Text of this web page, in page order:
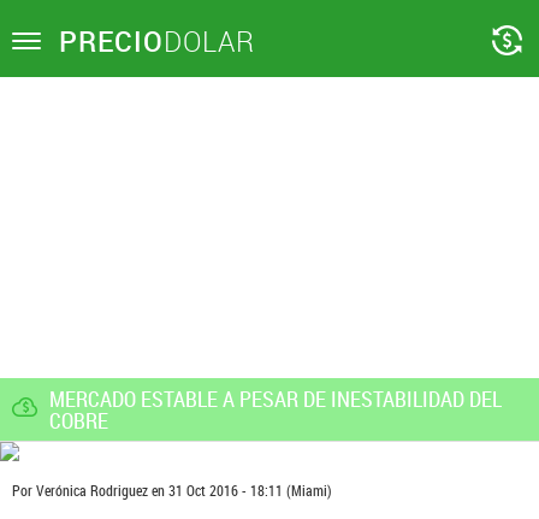
Toggle PRECIODOLAR
MERCADO ESTABLE A PESAR DE INESTABILIDAD DEL
COBRE
PorVerónica Rodriguezen31 Oct 2016 - 18:11 (Miami)